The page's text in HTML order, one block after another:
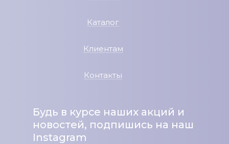
Каталог
Клиентам
Контакты
Будь в курсе наших акций и
новостей, подпишись на наш
Instagram